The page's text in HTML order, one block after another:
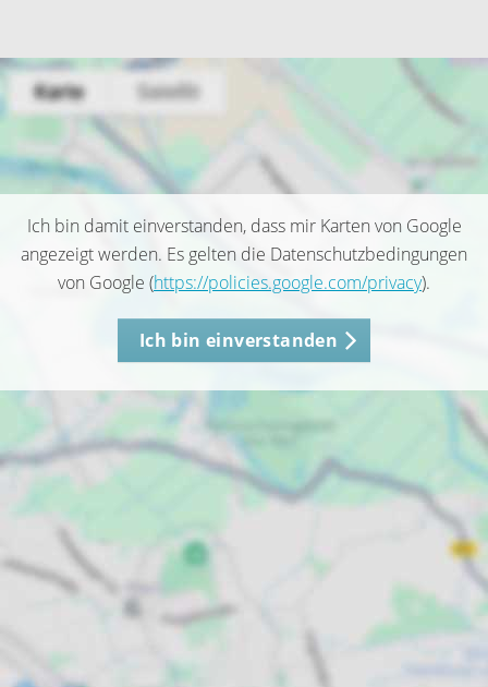
Ich bin damit einverstanden, dass mir Karten von Google
angezeigt werden. Es gelten die Datenschutzbedingungen
von Google (https://policies.google.com/privacy).
Ich bin einverstanden